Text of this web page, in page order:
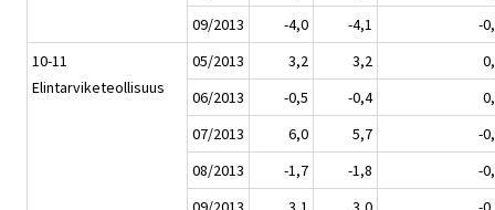
09/2013
-4,0 -4,1
-
10-11
Elintarviketeollisuus
05/2013 3,2 3,2
06/2013
-0,5 -0,4
07/2013
6,0 5,7
-
08/2013
-1,7 -1,8
-